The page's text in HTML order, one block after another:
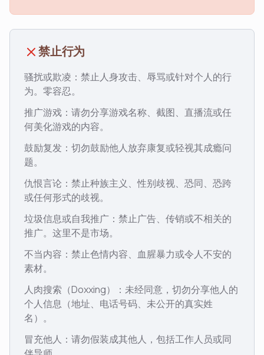
禁止行为
骚扰或欺凌：禁止人身攻击、辱骂或针对个人的行
为。零容忍。
推广游戏：请勿分享游戏名称、截图、直播流或任
何美化游戏的内容。
鼓励复发：切勿鼓励他人放弃康复或轻视其成瘾问
题。
仇恨言论：禁止种族主义、性别歧视、恐同、恐跨
或任何形式的歧视。
垃圾信息或自我推广：禁止广告、传销或不相关的
推广。这里不是市场。
不当内容：禁止色情内容、血腥暴力或令人不安的
素材。
人肉搜索（Doxxing）：未经同意，切勿分享他人的
个人信息（地址、电话号码、未公开的真实姓
名）。
冒充他人：请勿假装成其他人，包括工作人员或同